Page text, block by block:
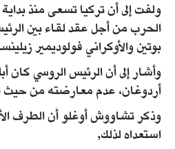
ولفت إلى أن تركيا تسعى منذ
الحرب من أجل عقد لقاء بين
بوتين والأوكراني فولوديمير
وأشار إلى أن الرئيس الروسي كان
أردوغان، عدم معارضته من حيث
وذكر تشاووش أوغلو أن الطرف
استعداه لذلك,